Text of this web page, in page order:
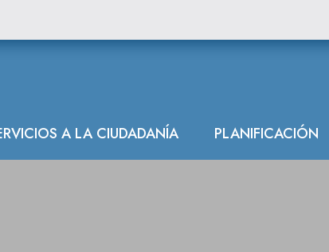
A LA CIUDADANÍA PLANIFICACIÓN